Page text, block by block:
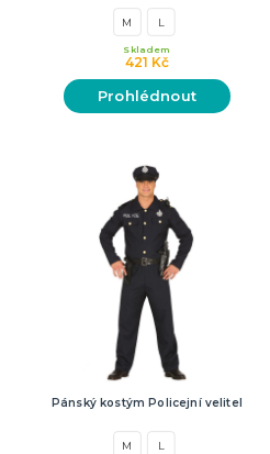
M L
421 Kč
Skladem
Prohlédnout
Pánský kostým Policejní velitel
M L